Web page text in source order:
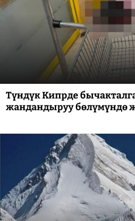
Түндүк Кипрде
жандандыруу бөлүмүндө